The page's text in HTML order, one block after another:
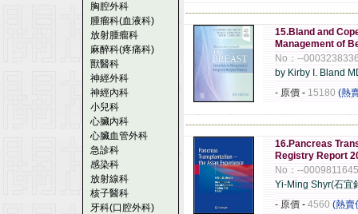
胸腔外科
腫瘤科(血液科)
放射腫瘤科
麻醉科(疼痛科)
獸醫科
神經外科
神經內科
小兒科
心臟內科
心臟血管外科
急診科
感染科
放射線科
核子醫科
牙科(口腔外科)
15.Bland and
Management of
No：--
by Kirby I. Bland
- 原價 - 15180 (熱
16.Pancreas
Registry Report
No：--
Yi-Ming Shyr(石宜
- 原價 - 4560 (熱賣